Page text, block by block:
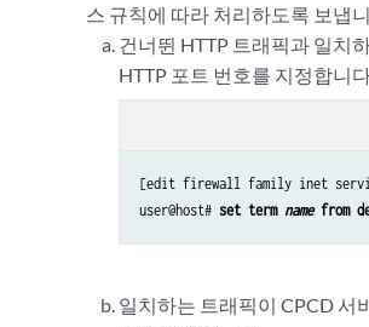
스 규칙에 따라 처리하도록 보냅
건너뛴 HTTP 트래픽과 일치
HTTP 포트 번호를 지정합니
[edit firewall family inet
user@host# set term name from
일치하는 트래픽이 CPCD 서